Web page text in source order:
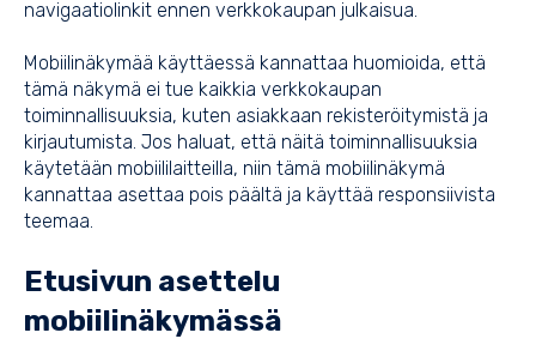
navigaatiolinkit ennen verkkokaupan julkaisua.
Mobiilinäkymää käyttäessä kannattaa huomioida, että
tämä näkymä ei tue kaikkia verkkokaupan
toiminnallisuuksia, kuten asiakkaan rekisteröitymistä ja
kirjautumista. Jos haluat, että näitä toiminnallisuuksia
käytetään mobiililaitteilla, niin tämä mobiilinäkymä
kannattaa asettaa pois päältä ja käyttää responsiivista
teemaa.
Etusivun asettelu
mobiilinäkymässä